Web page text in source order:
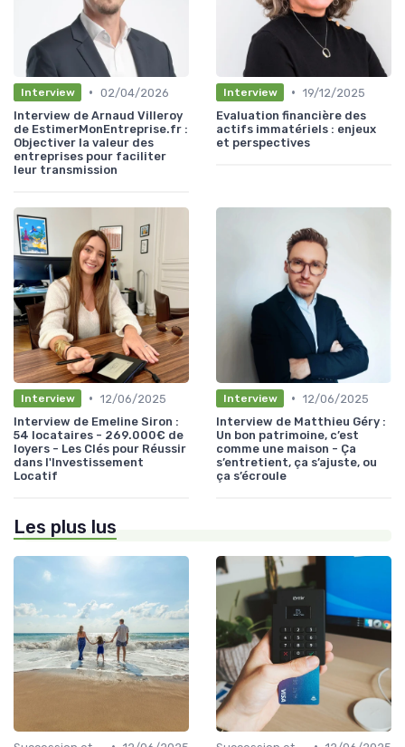
Interview • 02/04/2026
Interview de Arnaud Villeroy
de EstimerMonEntreprise.fr :
Objectiver la valeur des
entreprises pour faciliter
leur transmission
Interview • 19/12/2025
Evaluation financière des
actifs immatériels : enjeux
et perspectives
Interview • 12/06/2025
Interview de Emeline Siron :
54 locataires - 269.000€ de
loyers - Les Clés pour Réussir
dans l'Investissement
Locatif
Interview • 12/06/2025
Interview de Matthieu Géry :
Un bon patrimoine, c’est
comme une maison - Ça
s’entretient, ça s’ajuste, ou
ça s’écroule
Les plus lus